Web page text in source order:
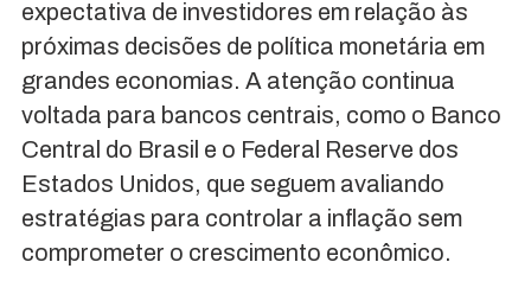
expectativa de investidores em relação às
próximas decisões de política monetária em
grandes economias. A atenção continua
voltada para bancos centrais, como o Banco
Central do Brasil e o Federal Reserve dos
Estados Unidos, que seguem avaliando
estratégias para controlar a inflação sem
comprometer o crescimento econômico.